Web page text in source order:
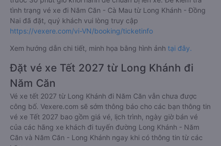
tình trạng vé xe đi Năm Căn - Cà Mau từ Long Khánh - Đồng
Nai đã đặt, quý khách vui lòng truy cập
https://vexere.com/vi-VN/booking/ticketinfo
Xem hướng dẫn chi tiết, minh họa bằng hình ảnh tại đây.
Đặt vé xe Tết 2027 từ Long Khánh đi
Năm Căn
Vé xe tết 2027 từ Long Khánh đi Năm Căn vẫn chưa được
công bố. Vexere.com sẽ sớm thông báo cho các bạn thông tin
vé xe Tết 2027 bao gồm giá vé, lịch trình, ngày giờ bán vé
của các hãng xe khách đi tuyến đường Long Khánh - Năm
Căn và Năm Căn - Long Khánh ngay khi có thông tin từ các